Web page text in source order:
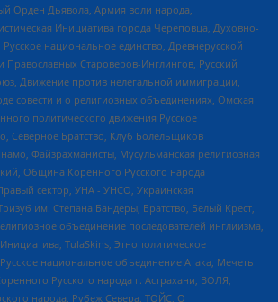
Орден Дьявола, Армия воли народа,
Инициатива города Череповца, Духовно-
национальное единство, Древнерусской
Православных Староверов-Инглингов, Русский
Движение против нелегальной иммиграции,
совести и о религиозных объединениях, Омская
политического движения Русское
Северное Братство, Клуб Болельщиков
Файзрахманисты, Мусульманская религиозная
Община Коренного Русского народа
сектор, УНА - УНСО, Украинская
им. Степана Бандеры, Братство, Белый Крест,
объединение последователей инглиизма,
TulaSkins, Этнополитическое
национальное объединение Атака, Мечеть
Русского народа г. Астрахани, ВОЛЯ,
народа, Рубеж Севера, ТОЙС, О